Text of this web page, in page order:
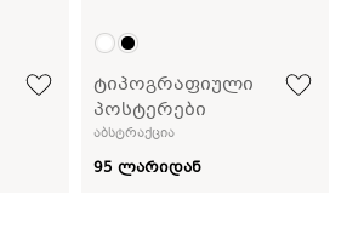
ტიპოგრაფიული
პოსტერები
აბსტრაქცია
95 ლარიდან